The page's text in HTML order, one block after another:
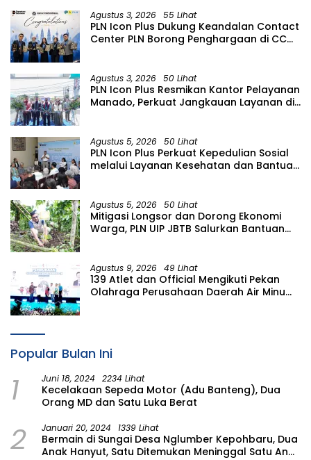
Agustus 3, 2026 55 Lihat
PLN Icon Plus Dukung Keandalan Contact
Center PLN Borong Penghargaan di CCW
Agustus 3, 2026 50 Lihat
PLN Icon Plus Resmikan Kantor Pelayanan
Manado, Perkuat Jangkauan Layanan di
Agustus 5, 2026 50 Lihat
PLN Icon Plus Perkuat Kepedulian Sosial
melalui Layanan Kesehatan dan Bantuan
Agustus 5, 2026 50 Lihat
Mitigasi Longsor dan Dorong Ekonomi
Warga, PLN UIP JBTB Salurkan Bantuan
Agustus 9, 2026 49 Lihat
139 Atlet dan Official Mengikuti Pekan
Olahraga Perusahaan Daerah Air Minum
Popular Bulan Ini
1 Juni 18, 2024 2234 Lihat
Kecelakaan Sepeda Motor (Adu Banteng), Dua
Orang MD dan Satu Luka Berat
2 Januari 20, 2024 1339 Lihat
Bermain di Sungai Desa Nglumber Kepohbaru, Dua
Anak Hanyut, Satu Ditemukan Meninggal Satu Anak